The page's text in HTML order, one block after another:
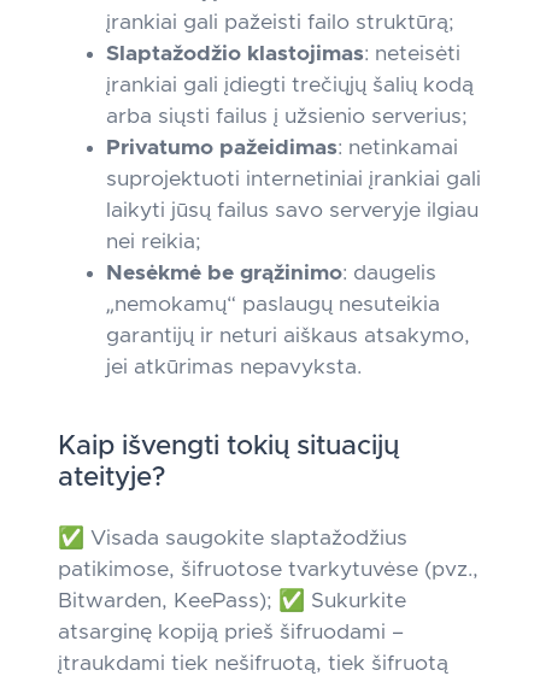
įrankiai gali pažeisti failo struktūrą;
Slaptažodžio klastojimas: neteisėti
įrankiai gali įdiegti trečiųjų šalių kodą
arba siųsti failus į užsienio serverius;
Privatumo pažeidimas: netinkamai
suprojektuoti internetiniai įrankiai gali
laikyti jūsų failus savo serveryje ilgiau
nei reikia;
Nesėkmė be grąžinimo: daugelis
„nemokamų“ paslaugų nesuteikia
garantijų ir neturi aiškaus atsakymo,
jei atkūrimas nepavyksta.
Kaip išvengti tokių situacijų
ateityje?
✅ Visada saugokite slaptažodžius
patikimose, šifruotose tvarkytuvėse (pvz.,
Bitwarden, KeePass); ✅ Sukurkite
atsarginę kopiją prieš šifruodami –
įtraukdami tiek nešifruotą, tiek šifruotą